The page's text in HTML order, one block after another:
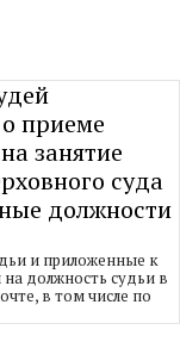
приеме
занятие
суда
должности
и приложенные к
должность судьи в
в том числе по